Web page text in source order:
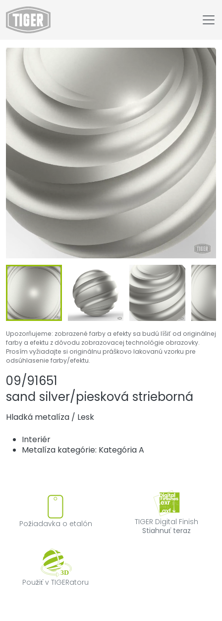
Finish Selector
09/91651 - sand silver/piesková strieborná
Upozorňujeme: zobrazené farby a efekty sa budú líšiť od originálnej
farby a efektu z dôvodu zobrazovacej technológie obrazovky.
Prosím vyžiadajte si originálnu práškovo lakovanú vzorku pre
odsúhlasenie farby/efektu.
09/91651
sand silver/piesková strieborná
Hladká metalíza / Lesk
Interiér
Metalíza kategórie: Kategória A
Požiadavka o etalón
Požiadavka o etalón
TIGER Digital
TIGER Digital Finish
Stiahnuť teraz
Použiť v TIGERatoru
Použiť v TIGERatoru